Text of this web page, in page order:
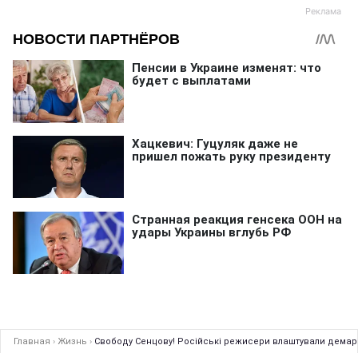
Главная › Жизнь › Свободу Сенцову! Російські режисери влаштували